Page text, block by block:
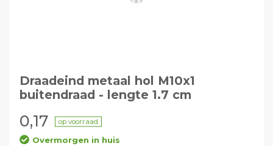
Draadeind metaal hol M10x1
buitendraad - lengte 1.7 cm
0,17 op voorraad
Overmorgen in huis